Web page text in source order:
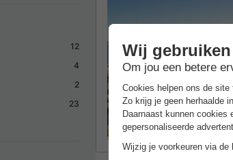
12
4
2
23